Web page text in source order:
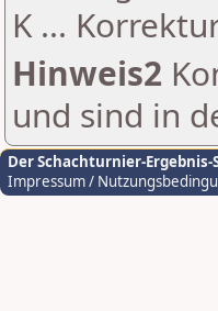
K ...
Hinweis2
und sind in
Der Schachturnier-Ergebnis-
Impressum /